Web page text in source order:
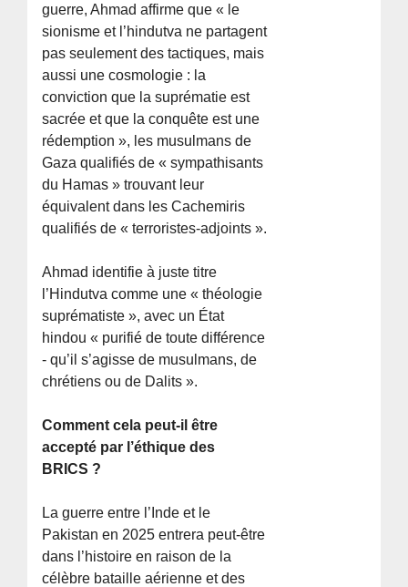
guerre, Ahmad affirme que « le
sionisme et l’hindutva ne partagent
pas seulement des tactiques, mais
aussi une cosmologie : la
conviction que la suprématie est
sacrée et que la conquête est une
rédemption », les musulmans de
Gaza qualifiés de « sympathisants
du Hamas » trouvant leur
équivalent dans les Cachemiris
qualifiés de « terroristes-adjoints ».
Ahmad identifie à juste titre
l’Hindutva comme une « théologie
suprématiste », avec un État
hindou « purifié de toute différence
- qu’il s’agisse de musulmans, de
chrétiens ou de Dalits ».
Comment cela peut-il être
accepté par l’éthique des
BRICS ?
La guerre entre l’Inde et le
Pakistan en 2025 entrera peut-être
dans l’histoire en raison de la
célèbre bataille aérienne et des